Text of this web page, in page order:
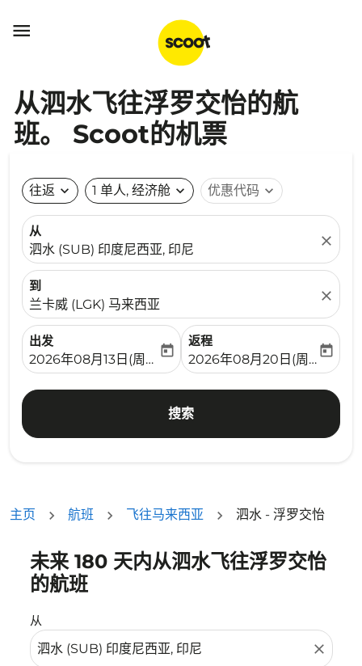

从泗水飞往浮罗交怡的航
班。 Scoot的机票
往返 expand_more 1 单人, 经济舱 expand_more 优惠代码 expand_more
从
泗水 (SUB) 印度尼西亚, 印尼
close
到
兰卡威 (LGK) 马来西亚
close
出发
fc-booking-departure-date-aria-label
2026年08月13日(周四)
today
返程
fc-booking-return-date-
2026年08月20日(周四)
today
搜索
主页 航班 飞往马来西亚 泗水 - 浮罗交怡
未来 180 天内从泗水飞往浮罗交怡
的航班
从
close
没有符合您的筛选条件的机票。请调整您的筛选条件。